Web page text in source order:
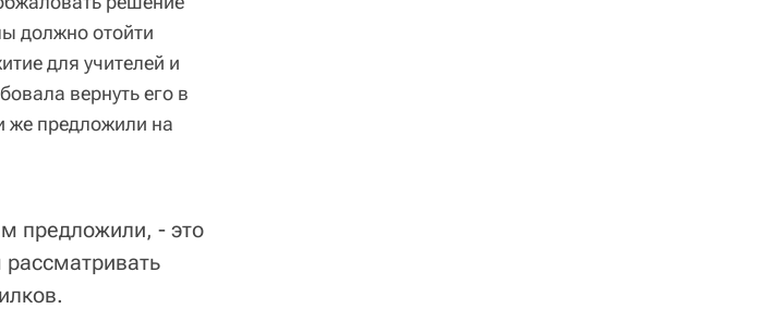
должно отойти
для учителей и
вернуть его в
же предложили на
предложили, - это